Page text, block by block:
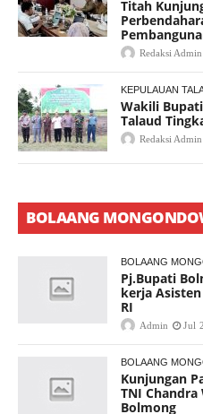
Titah
Redaksi Admin
KEPULAUAN
Wakili
Talaud
Redaksi Admin
BOLAANG
BOLAANG
Pj.Bupati
kerja
RI
Admin Jul
BOLAANG
Kunjungan
TNI
Bolmong